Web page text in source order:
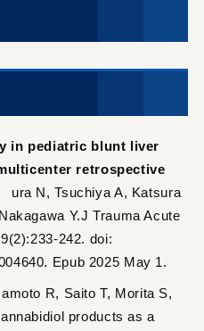
in pediatric blunt liver
retrospective
ura N, Tsuchiya A, Katsura
Y.J Trauma Acute
242. doi:
Epub 2025 May 1.
R, Saito T, Morita S,
products as a